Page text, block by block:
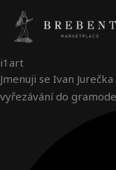
Přeskočit
obsah
i1art
Jmenuji se Ivan
vyřezávání do